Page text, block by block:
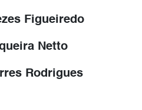
Figueiredo
Netto
Rodrigues